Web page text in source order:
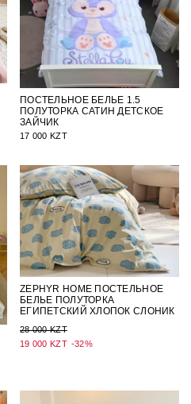
ПОСТЕЛЬНОЕ БЕЛЬЕ 1.5
ПОЛУТОРКА САТИН ДЕТСКОЕ
ЗАЙЧИК
17 000 KZT
ZEPHYR HOME ПОСТЕЛЬНОЕ
БЕЛЬЕ ПОЛУТОРКА
ЕГИПЕТСКИЙ ХЛОПОК СЛОНИК
28 000 KZT
19 000 KZT -32%